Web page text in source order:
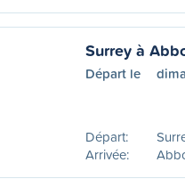
Surrey à
Départ le
Départ:
Arrivée: